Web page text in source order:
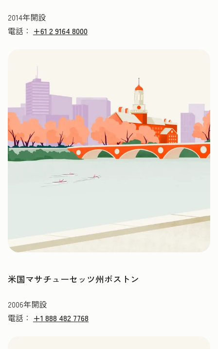
2014年開設
電話： +61 2 9164 8000
米国マサチューセッツ州ボストン
2006年開設
電話： +1 888 482 7768